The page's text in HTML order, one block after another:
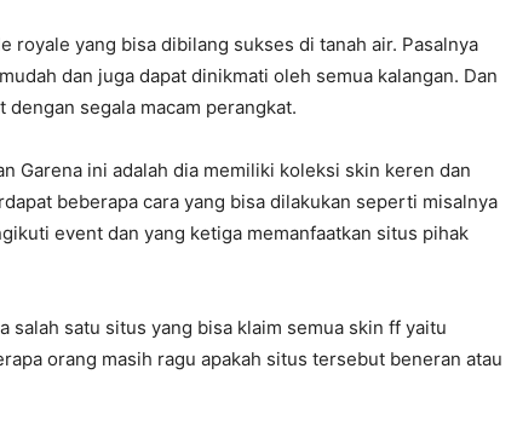
royale yang bisa dibilang sukses di tanah air. Pasalnya
dan juga dapat dinikmati oleh semua kalangan. Dan
segala macam perangkat.
Garena ini adalah dia memiliki koleksi skin keren dan
beberapa cara yang bisa dilakukan seperti misalnya
event dan yang ketiga memanfaatkan situs pihak
salah satu situs yang bisa klaim semua skin ff yaitu
orang masih ragu apakah situs tersebut beneran atau